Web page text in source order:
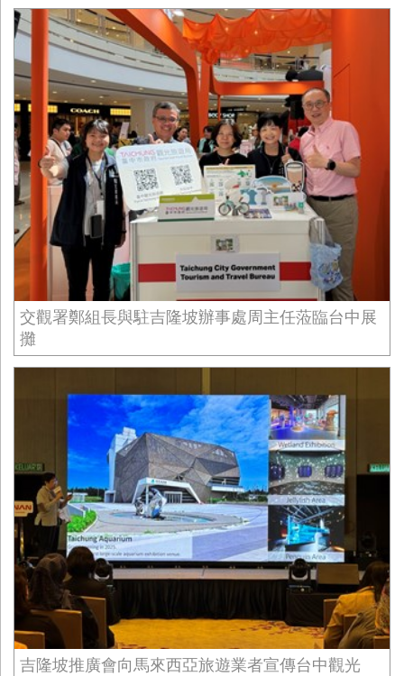
交觀署鄭組長與駐吉隆坡辦事處周主任蒞臨台中展
攤
吉隆坡推廣會向馬來西亞旅遊業者宣傳台中觀光